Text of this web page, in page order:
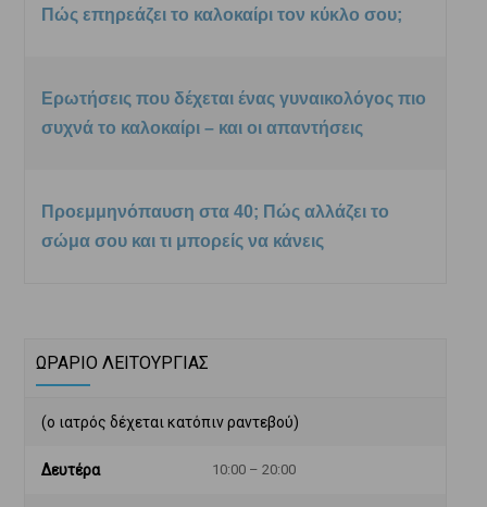
Πώς επηρεάζει το καλοκαίρι τον κύκλο σου;
Ερωτήσεις που δέχεται ένας γυναικολόγος πιο
συχνά το καλοκαίρι – και οι απαντήσεις
Προεμμηνόπαυση στα 40; Πώς αλλάζει το
σώμα σου και τι μπορείς να κάνεις
ΩΡΑΡΙΟ ΛΕΙΤΟΥΡΓΙΑΣ
(ο ιατρός δέχεται κατόπιν ραντεβού)
Δευτέρα 10:00 – 20:00